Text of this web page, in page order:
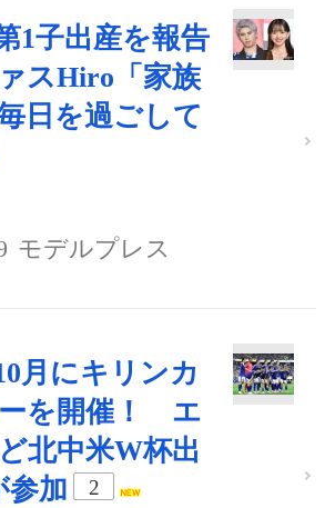
1子出産を報告
スHiro「家族
日を過ごして
モデルプレス
月にキリンカ
を開催！ エ
北中米W杯出
参加
2